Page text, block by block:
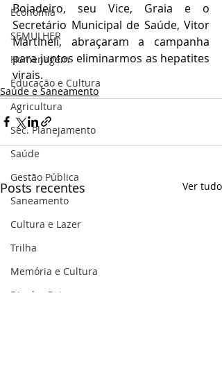
Economia
SEMULHER
Homenagem
Educação e Cultura
Agricultura
Sec. Planejamento
Saúde
Gestão Pública
Saneamento
Cultura e Lazer
Trilha
Memória e Cultura
Dia dos Pais
Boiadeiro, seu Vice, Graia e o
Secretário Municipal de Saúde, Vitor
Martineli, abraçaram a campanha
para juntos eliminarmos as hepatites
virais.
Saúde e Saneamento
Posts recentes Ver tudo